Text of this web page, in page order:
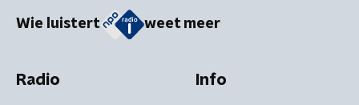
Wie luistert weet meer
Radio Info